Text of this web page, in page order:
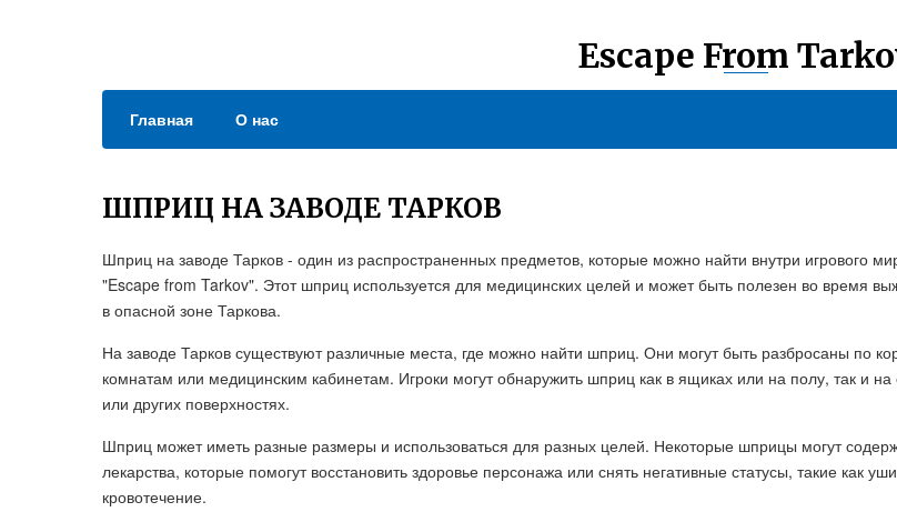
Escape From
Главная О нас
ШПРИЦ НА ЗАВОДЕ ТАРКОВ
Шприц на заводе Тарков - один из распространенных предметов, которые можно найти внутри игрового
"Escape from Tarkov". Этот шприц используется для медицинских целей и может быть полезен во время
в опасной зоне Таркова.
На заводе Тарков существуют различные места, где можно найти шприц. Они могут быть разбросаны по
комнатам или медицинским кабинетам. Игроки могут обнаружить шприц как в ящиках или на полу, так и на
или других поверхностях.
Шприц может иметь разные размеры и использоваться для разных целей. Некоторые шприцы могут
лекарства, которые помогут восстановить здоровье персонажа или снять негативные статусы, такие как
кровотечение.